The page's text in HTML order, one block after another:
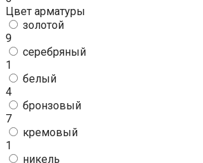
Цвет арматуры
золотой
9
серебряный
1
белый
4
бронзовый
7
кремовый
1
никель